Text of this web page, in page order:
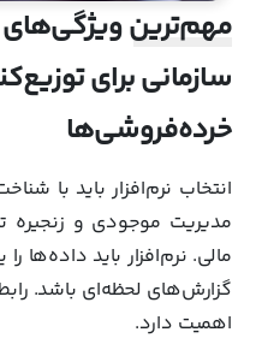
مهم‌ترین ویژگی‌های
سازمانی برای
خرده‌فروشی‌ها
انتخاب نرم‌افزار باید با
مدیریت موجودی و زنجیره
مالی. نرم‌افزار باید داده‌ها
گزارش‌های لحظه‌ای باشد.
اهمیت دارد.